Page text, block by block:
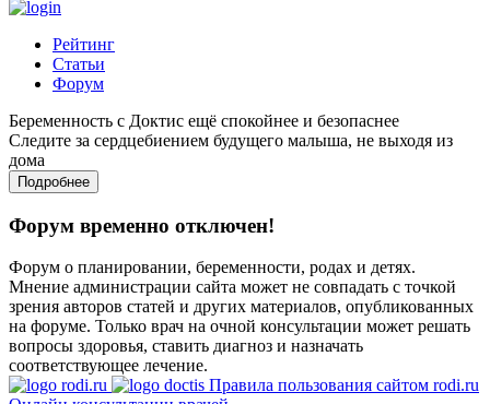
Рейтинг
Статьи
Форум
Беременность с Доктис ещё спокойнее и безопаснее
Следите за сердцебиением будущего малыша, не выходя из
дома
Подробнее
Форум временно отключен!
Форум о планировании, беременности, родах и детях.
Мнение администрации сайта может не совпадать с точкой
зрения авторов статей и других материалов, опубликованных
на форуме. Только врач на очной консультации может решать
вопросы здоровья, ставить диагноз и назначать
соответствующее лечение.
Правила пользования сайтом rodi.ru